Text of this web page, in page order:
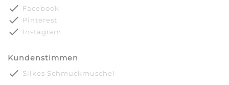
done Facebook
done Pinterest
done Instagram
Kundenstimmen
done Silkes Schmuckmuschel